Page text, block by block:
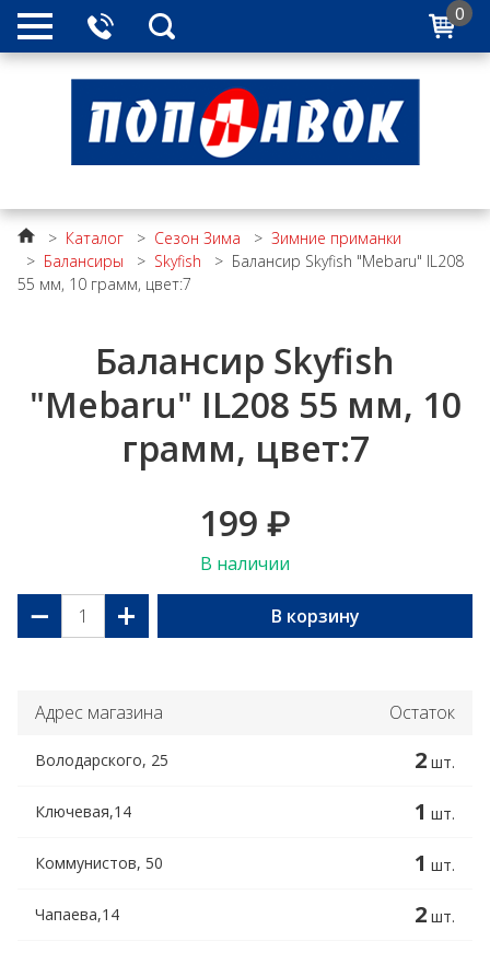
0
> Каталог > Сезон Зима > Зимние приманки
> Балансиры > Skyfish > Балансир Skyfish "Mebaru" IL208
55 мм, 10 грамм, цвет:7
Балансир Skyfish
"Mebaru" IL208 55 мм, 10
грамм, цвет:7
199 ₽
В наличии
− + В корзину
Адрес магазина Остаток
Володарского, 25 2 шт.
Ключевая,14 1 шт.
Коммунистов, 50 1 шт.
Чапаева,14 2 шт.